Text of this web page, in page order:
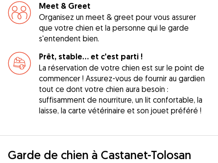
Meet & Greet
Organisez un meet & greet pour vous assurer
que votre chien et la personne qui le garde
s'entendent bien.
Prêt, stable... et c'est parti !
La réservation de votre chien est sur le point de
commencer ! Assurez-vous de fournir au gardien
tout ce dont votre chien aura besoin :
suffisamment de nourriture, un lit confortable, la
laisse, la carte vétérinaire et son jouet préféré !
Garde de chien à Castanet-Tolosan